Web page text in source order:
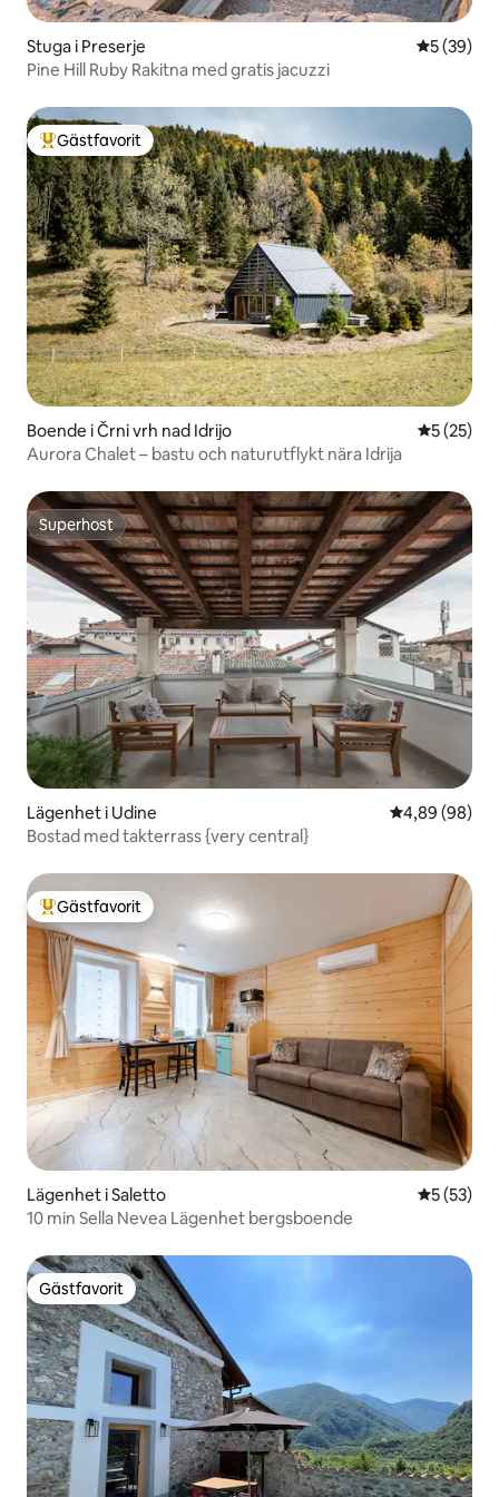
Stuga i Preserje 5 av 5 i
5 (39)
Pine Hill Ruby Rakitna med gratis jacuzzi
Populär gästfavorit
Gästfavorit
Boende i Črni vrh nad Idrijo 5 av 5 i
5 (25)
Aurora Chalet – bastu och naturutflykt nära Idrija
Superhost
Superhost
Lägenhet i Udine 4,89 av 5 i
4,89 (98)
Bostad med takterrass {very central}
Populär gästfavorit
Gästfavorit
Lägenhet i Saletto 5 av 5 i
5 (53)
10 min Sella Nevea Lägenhet bergsboende
Gästfavorit
Gästfavorit